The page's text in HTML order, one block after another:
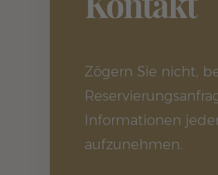
Zögern Sie nicht,
Informationen
aufzunehmen.